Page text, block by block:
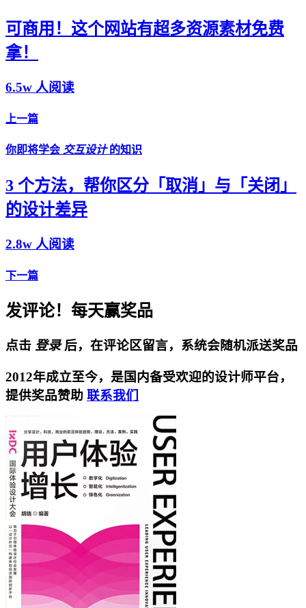
可商用！这个网站有超多资源素材免费
拿！
6.5w 人阅读
上一篇
你即将学会 交互设计的知识
3 个方法，帮你区分「取消」与「关闭」
的设计差异
2.8w 人阅读
下一篇
发评论！每天赢奖品
点击 登录后，在评论区留言，系统会随机派送奖品
2012年成立至今，是国内备受欢迎的设计师平台，
提供奖品赞助 联系我们